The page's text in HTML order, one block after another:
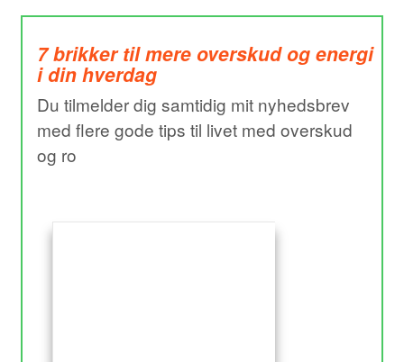
7 brikker til mere overskud og energi
i din hverdag
Du tilmelder dig samtidig mit nyhedsbrev
med flere gode tips til livet med overskud
og ro